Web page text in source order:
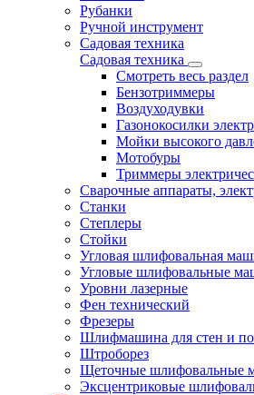
Рубанки
Ручной инструмент
Садовая техника
Садовая техника
Смотреть весь раздел
Бензотриммеры
Воздуходувки
Газонокосилки
Мойки высокого
Мотобуры
Триммеры
Сварочные аппараты,
Станки
Степлеры
Стойки
Угловая шлифовальная
Угловые шлифовальные
Уровни лазерные
Фен технический
Фрезеры
Шлифмашина для стен и
Штроборез
Щеточные шлифовальные
Эксцентриковые